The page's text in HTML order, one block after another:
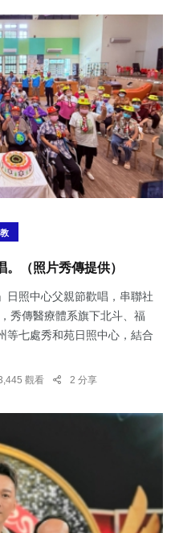
。（照片秀傳提供）
日照中心父親節歡唱，串聯社
秀傳醫療體系旗下北斗、福
等七處秀和苑日照中心，結合
觀看 2 分享